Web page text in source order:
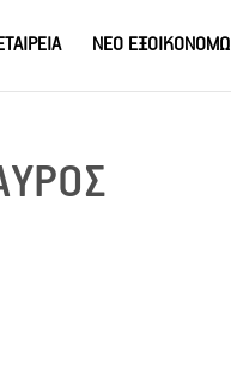
ΝΕΟ ΕΞΟΙΚΟΝΟΜΩ